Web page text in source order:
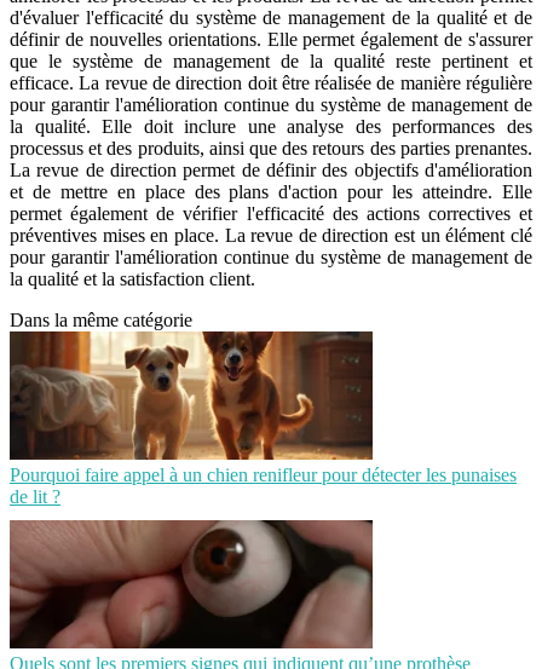
d'évaluer l'efficacité du système de management de la qualité et de
définir de nouvelles orientations. Elle permet également de s'assurer
que le système de management de la qualité reste pertinent et
efficace. La revue de direction doit être réalisée de manière régulière
pour garantir l'amélioration continue du système de management de
la qualité. Elle doit inclure une analyse des performances des
processus et des produits, ainsi que des retours des parties prenantes.
La revue de direction permet de définir des objectifs d'amélioration
et de mettre en place des plans d'action pour les atteindre. Elle
permet également de vérifier l'efficacité des actions correctives et
préventives mises en place. La revue de direction est un élément clé
pour garantir l'amélioration continue du système de management de
la qualité et la satisfaction client.
Dans la même catégorie
Pourquoi faire appel à un chien renifleur pour détecter les punaises
de lit ?
Quels sont les premiers signes qui indiquent qu’une prothèse